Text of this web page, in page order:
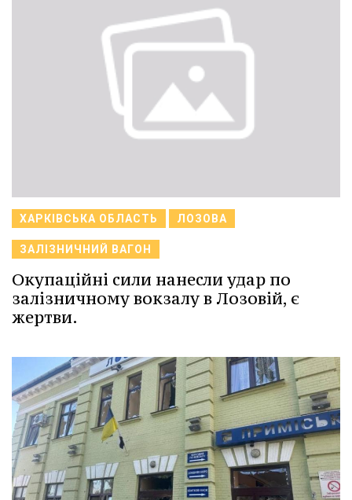
ХАРКІВСЬКА ОБЛАСТЬ ЛОЗОВА
ЗАЛІЗНИЧНИЙ ВАГОН
Окупаційні сили нанесли удар по
залізничному вокзалу в Лозовій, є
жертви.